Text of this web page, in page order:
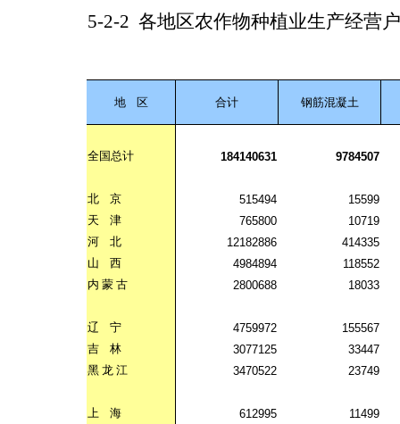
5-2-2 各地区农作物种植业生产经营
地 区 合计 钢筋混凝土
全国总计 184140631 9784507
北 京 515494
15599
天
津 765800
10719
河
北 12182886
414335
山
西 4984894
118552
内 蒙 古 2800688 18033
辽 宁 4759972
155567
吉
林 3077125
33447
黑 龙 江 3470522 23749
上 海 612995
11499